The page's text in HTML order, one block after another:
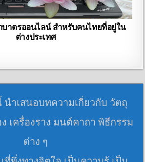
าตรออนไลน์ สำหรับคนไทยที่อยู่ใน
ต่างประเทศ
นำเสนอบทความเกี่ยวกับ วัตถุ
เครื่องราง มนต์คาถา พิธีกรรม
ต่าง ๆ